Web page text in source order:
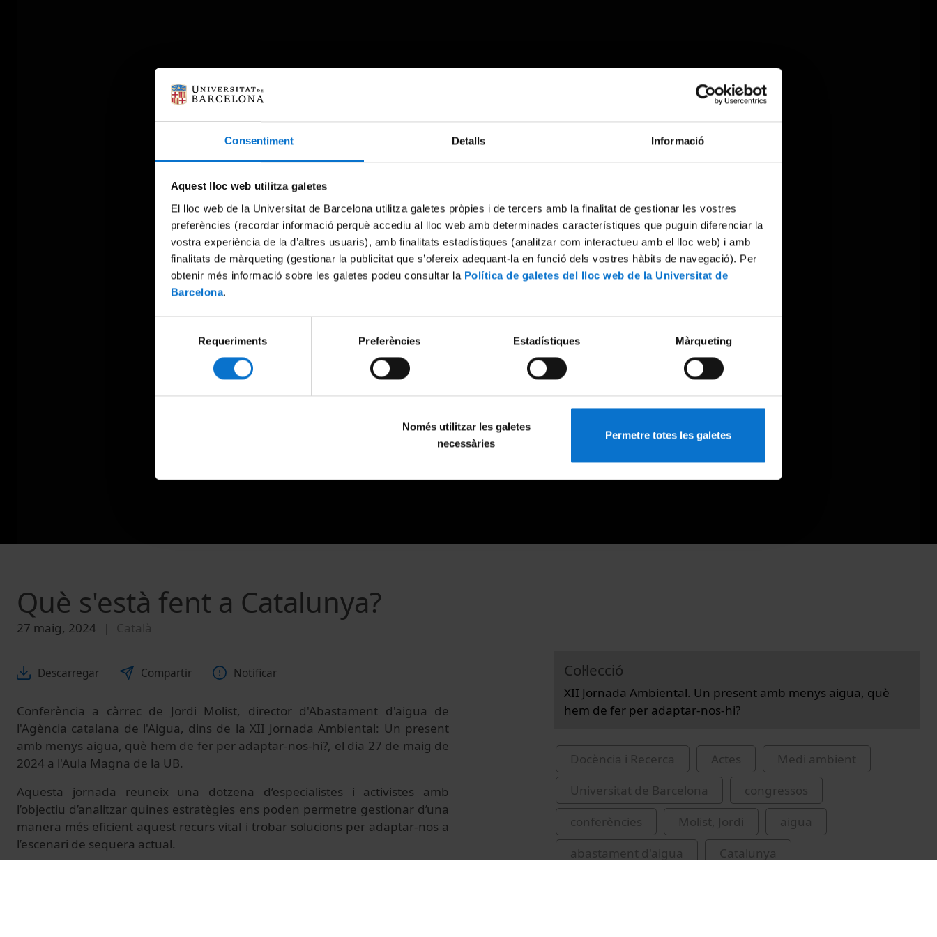
Consentiment Detalls Informació
Aquest lloc web utilitza galetes
El lloc web de la Universitat de Barcelona utilitza galetes pròpies i de tercers amb la finalitat de gestionar les vostres
preferències (recordar informació perquè accediu al lloc web amb determinades característiques que puguin diferenciar la
vostra experiència de la d’altres usuaris), amb finalitats estadístiques (analitzar com interactueu amb el lloc web) i amb
finalitats de màrqueting (gestionar la publicitat que s’ofereix adequant-la en funció dels vostres hàbits de navegació). Per
obtenir més informació sobre les galetes podeu consultar la Política de galetes del lloc web de la Universitat de
Barcelona.
consentiment
Requeriments Preferències Estadístiques Màrqueting
Només utilitzar les galetes
necessàries
Permetre totes les galetes
Something went wrong
Try again
Què s'està fent a Catalunya?
27 maig, 2024 Català
Descarregar Compartir Notificar
Conferència a càrrec de Jordi Molist, director d'Abastament d'aigua de
l'Agència catalana de l'Aigua, dins de la XII Jornada Ambiental: Un present
amb menys aigua, què hem de fer per adaptar-nos-hi?, el dia 27 de maig de
2024 a l'Aula Magna de la UB.
Aquesta jornada reuneix una dotzena d’especialistes i activistes amb
l’objectiu d’analitzar quines estratègies ens poden permetre gestionar d’una
manera més eficient aquest recurs vital i trobar solucions per adaptar-nos a
l’escenari de sequera actual.
Col·lecció
XII Jornada Ambiental. Un present amb menys aigua, què
hem de fer per adaptar-nos-hi?
Docència i Recerca Actes
Medi ambient
Universitat de Barcelona
congressos
conferències
Molist, Jordi
aigua
abastament d'aigua
Catalunya